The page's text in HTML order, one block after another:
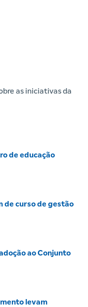
as iniciativas da
de educação
de curso de gestão
ao Conjunto
levam